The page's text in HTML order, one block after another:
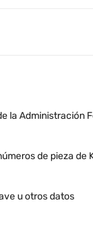
la Administración
de pieza de
u otros datos